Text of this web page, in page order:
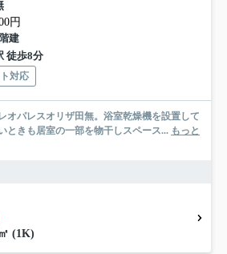
円
建
徒歩8分
対応
オパレスオリザ田無。浴室乾燥機を設置して
ときも居室の一部を物干しスペース... もっと
(1K)